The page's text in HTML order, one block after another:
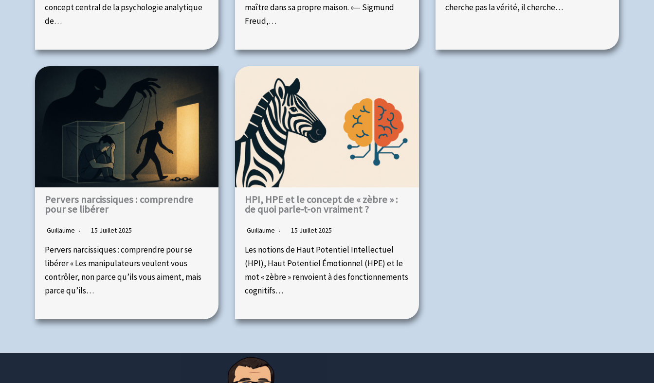
concept central de la psychologie analytique
de…
maître dans sa propre maison. »— Sigmund
Freud,…
cherche pas la vérité, il cherche…
Pervers narcissiques : comprendre
pour se libérer
Guillaume 15 Juillet 2025
Pervers narcissiques : comprendre pour se
libérer « Les manipulateurs veulent vous
contrôler, non parce qu’ils vous aiment, mais
parce qu’ils…
HPI, HPE et le concept de « zèbre » :
de quoi parle-t-on vraiment ?
Guillaume 15 Juillet 2025
Les notions de Haut Potentiel Intellectuel
(HPI), Haut Potentiel Émotionnel (HPE) et le
mot « zèbre » renvoient à des fonctionnements
cognitifs…